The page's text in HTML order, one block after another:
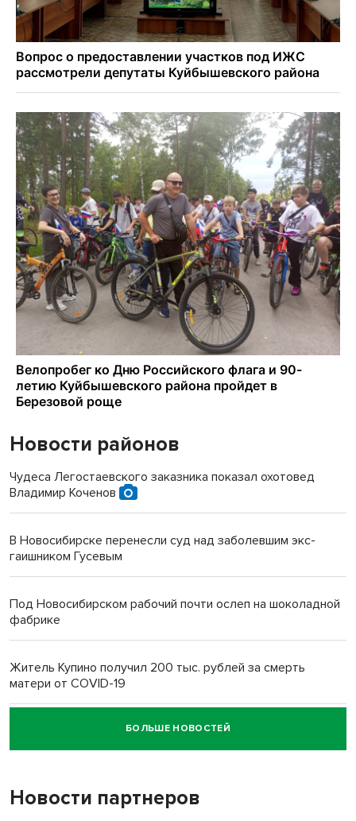
Новости районов
Чудеса Легостаевского заказника показал охотовед
Владимир Коченов
В Новосибирске перенесли суд над заболевшим экс-
гаишником Гусевым
Под Новосибирском рабочий почти ослеп на шоколадной
фабрике
Житель Купино получил 200 тыс. рублей за смерть
матери от COVID-19
Новосибирский суд наказал водителя за смерть
пенсионерки на вокзале
БОЛЬШЕ НОВОСТЕЙ
Новости партнеров